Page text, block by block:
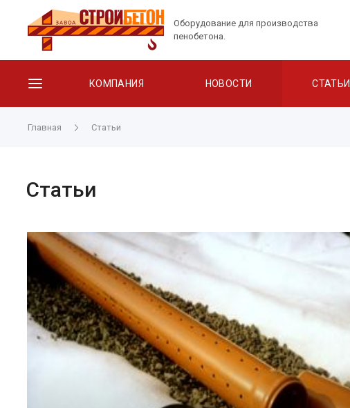
Оборудование для производства
пенобетона.
КОМПАНИЯ НОВОСТИ СТАТЬИ
Главная Статьи
Статьи